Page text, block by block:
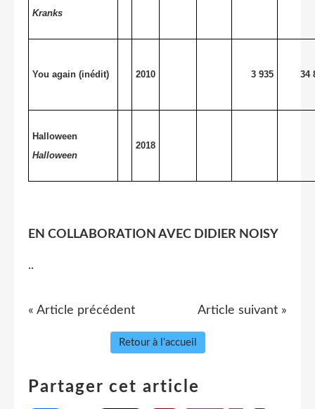
Kranks
You again (inédit) 2010 3 935 34
Halloween
Halloween
2018
EN COLLABORATION AVEC DIDIER NOISY
..
« Article précédent Article suivant »
Retour à l'accueil
Partager cet article